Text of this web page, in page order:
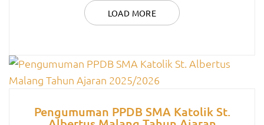
LOAD MORE
Pengumuman PPDB SMA Katolik St.